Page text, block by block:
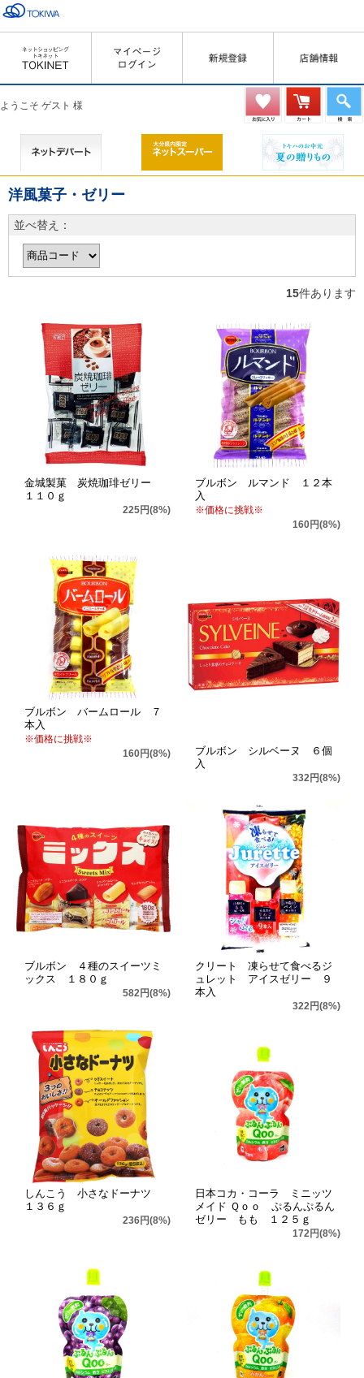
ようこそ ゲスト 様
洋風菓子・ゼリー
並べ替え：
15件あります
金城製菓 炭焼珈琲ゼリー
１１０ｇ
225円(8%)
ブルボン ルマンド １２本
入
※価格に挑戦※
160円(8%)
ブルボン バームロール ７
本入
※価格に挑戦※
160円(8%)
ブルボン シルベーヌ ６個
入
332円(8%)
ブルボン ４種のスイーツミ
ックス １８０ｇ
582円(8%)
クリート 凍らせて食べるジ
ュレット アイスゼリー ９
本入
322円(8%)
しんこう 小さなドーナツ
１３６ｇ
236円(8%)
日本コカ・コーラ ミニッツ
メイド Ｑｏｏ ぷるんぷるん
ゼリー もも １２５ｇ
172円(8%)